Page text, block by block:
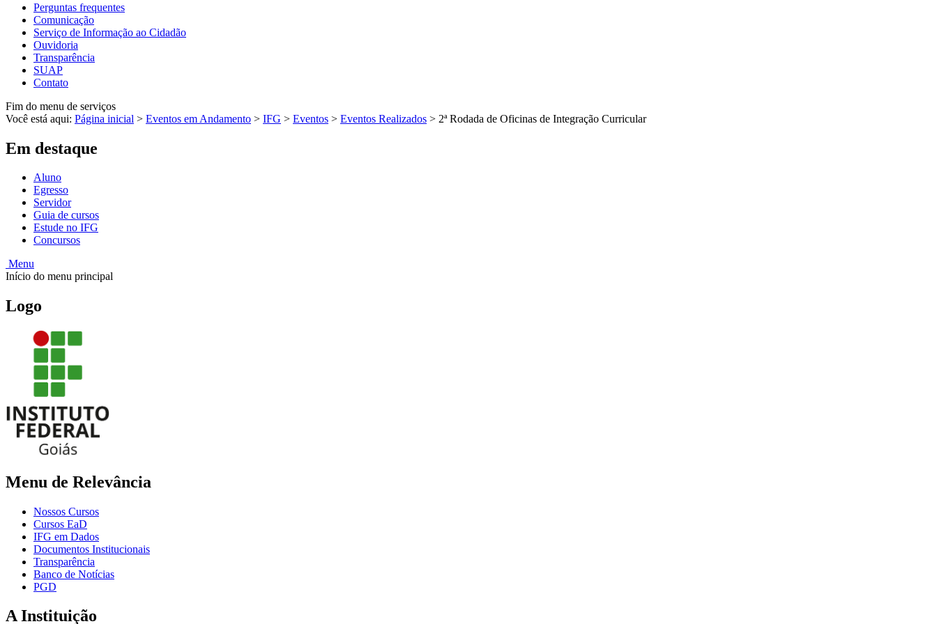
Perguntas frequentes
Comunicação
Serviço de Informação ao Cidadão
Ouvidoria
Transparência
SUAP
Contato
Fim do menu de serviços
Você está aqui: Página inicial > Eventos em Andamento > IFG > Eventos > Eventos Realizados > 2ª Rodada de Oficinas de Integração Curricular
Em destaque
Aluno
Egresso
Servidor
Guia de cursos
Estude no IFG
Concursos
Menu
Início do menu principal
Logo
Menu de Relevância
Nossos Cursos
Cursos EaD
IFG em Dados
Documentos Institucionais
Transparência
Banco de Notícias
PGD
A Instituição